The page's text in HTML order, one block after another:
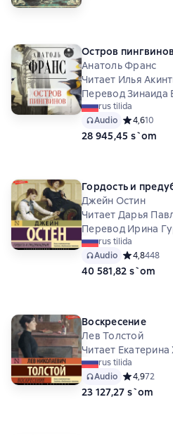
Остров пингвинов
Анатоль Франс
Читает Илья
Перевод Зинаида
rus tilida
Audio Средний
4,610
28 945,45 s`om
Гордость и
Джейн Остин
Читает Дарья
Перевод Ирина
rus tilida
Audio Средний
4,8448
40 581,82 s`om
Воскресение
Лев Толстой
Читает
rus tilida
Audio Средний
4,972
23 127,27 s`om